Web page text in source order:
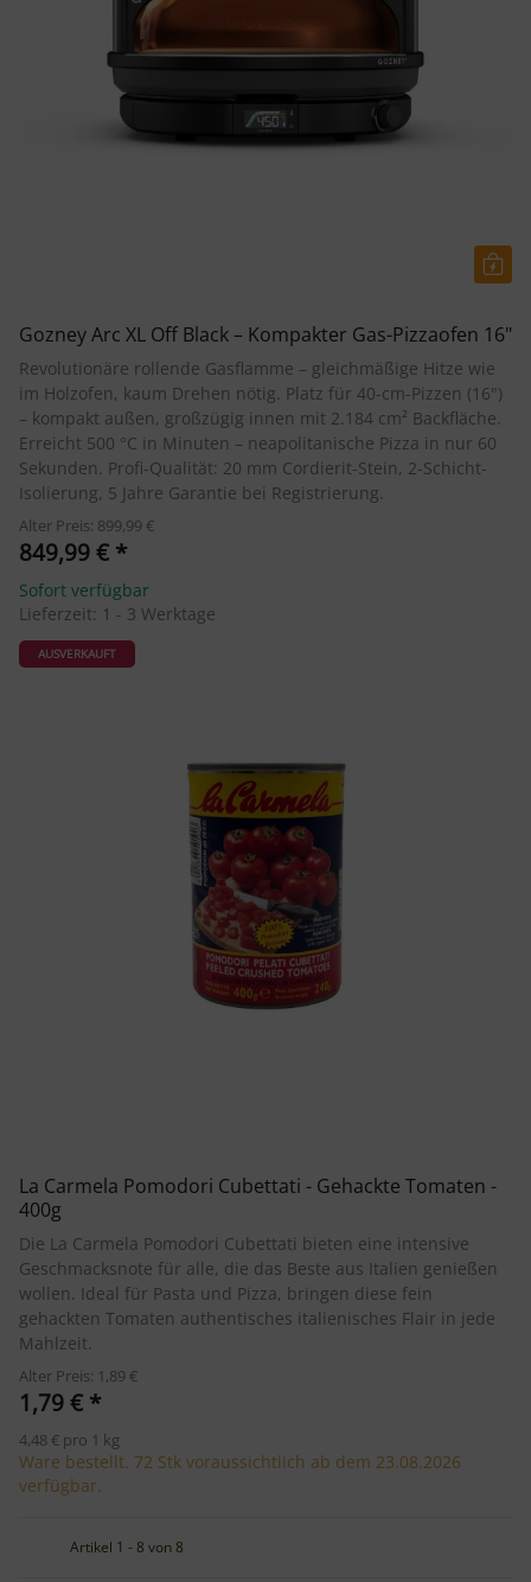
Gozney Arc XL Off Black – Kompakter Gas-Pizzaofen 16"
Revolutionäre rollende Gasflamme – gleichmäßige Hitze wie
im Holzofen, kaum Drehen nötig. Platz für 40-cm-Pizzen (16")
– kompakt außen, großzügig innen mit 2.184 cm² Backfläche.
Erreicht 500 °C in Minuten – neapolitanische Pizza in nur 60
Sekunden. Profi-Qualität: 20 mm Cordierit-Stein, 2-Schicht-
Isolierung, 5 Jahre Garantie bei Registrierung.
Alter Preis: 899,99 €
849,99 € *
Sofort verfügbar
Lieferzeit: 1 - 3 Werktage
AUSVERKAUFT
La Carmela Pomodori Cubettati - Gehackte Tomaten -
400g
Die La Carmela Pomodori Cubettati bieten eine intensive
Geschmacksnote für alle, die das Beste aus Italien genießen
wollen. Ideal für Pasta und Pizza, bringen diese fein
gehackten Tomaten authentisches italienisches Flair in jede
Mahlzeit.
Alter Preis: 1,89 €
1,79 € *
4,48 € pro 1 kg
Ware bestellt. 72 Stk voraussichtlich ab dem 23.08.2026
verfügbar.
Artikel 1 - 8 von 8